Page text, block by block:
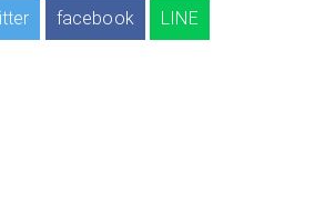
facebook LINE